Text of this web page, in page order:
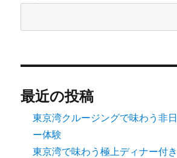
最近の投稿
東京湾クルージングで味わう非
ー体験
東京湾で味わう極上ディナー付